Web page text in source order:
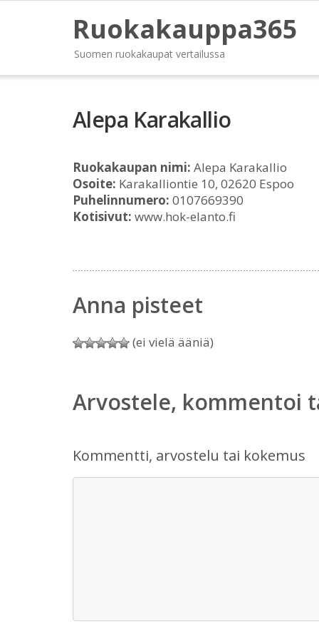
Ruokakauppa365
Suomen ruokakaupat vertailussa
Alepa Karakallio
Ruokakaupan nimi: Alepa Karakallio
Osoite: Karakalliontie 10, 02620 Espoo
Puhelinnumero: 0107669390
Kotisivut: www.hok-elanto.fi
Anna pisteet
(ei vielä ääniä)
Arvostele, kommentoi
Kommentti, arvostelu tai kokemus